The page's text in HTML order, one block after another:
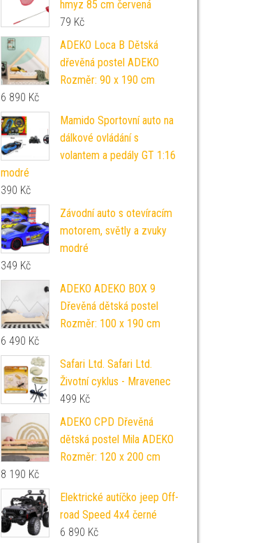
hmyz 85 cm červená
79 Kč
ADEKO Loca B Dětská
dřevěná postel ADEKO
Rozměr: 90 x 190 cm
6 890 Kč
Mamido Sportovní auto na
dálkové ovládání s
volantem a pedály GT 1:16
modré
390 Kč
Závodní auto s otevíracím
motorem, světly a zvuky
modré
349 Kč
ADEKO ADEKO BOX 9
Dřevěná dětská postel
Rozměr: 100 x 190 cm
6 490 Kč
Safari Ltd. Safari Ltd.
Životní cyklus - Mravenec
499 Kč
ADEKO CPD Dřevěná
dětská postel Mila ADEKO
Rozměr: 120 x 200 cm
8 190 Kč
Elektrické autíčko jeep Off-
road Speed 4x4 černé
6 890 Kč